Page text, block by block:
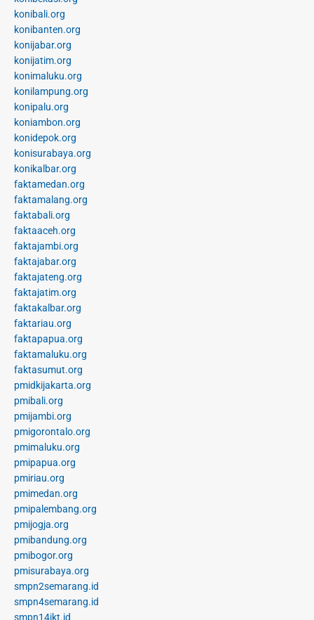
konibali.org
konibanten.org
konijabar.org
konijatim.org
konimaluku.org
konilampung.org
konipalu.org
koniambon.org
konidepok.org
konisurabaya.org
konikalbar.org
faktamedan.org
faktamalang.org
faktabali.org
faktaaceh.org
faktajambi.org
faktajabar.org
faktajateng.org
faktajatim.org
faktakalbar.org
faktariau.org
faktapapua.org
faktamaluku.org
faktasumut.org
pmidkijakarta.org
pmibali.org
pmijambi.org
pmigorontalo.org
pmimaluku.org
pmipapua.org
pmiriau.org
pmimedan.org
pmipalembang.org
pmijogja.org
pmibandung.org
pmibogor.org
pmisurabaya.org
smpn2semarang.id
smpn4semarang.id
smpn14jkt.id